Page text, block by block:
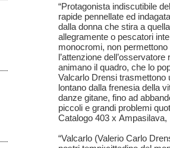
“Protagonista indiscutibile
rapide pennellate ed
dalla donna che stira a
allegramente o pescatori
monocromi, non
l’attenzione
animano il quadro, che lo
Valcarlo Drensi trasmettono
lontano dalla frenesia della
danze gitane, fino ad
piccoli e grandi problemi
Catalogo 403 x Ampasilava,
“Valcarlo (Valerio Carlo